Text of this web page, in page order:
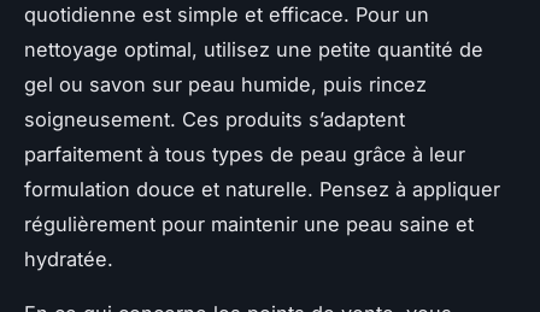
quotidienne est simple et efficace. Pour un
nettoyage optimal, utilisez une petite quantité de
gel ou savon sur peau humide, puis rincez
soigneusement. Ces produits s’adaptent
parfaitement à tous types de peau grâce à leur
formulation douce et naturelle. Pensez à appliquer
régulièrement pour maintenir une peau saine et
hydratée.